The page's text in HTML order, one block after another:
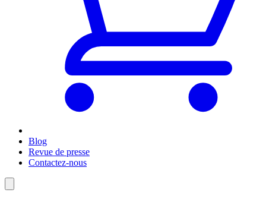
Blog
Revue de presse
Contactez-nous